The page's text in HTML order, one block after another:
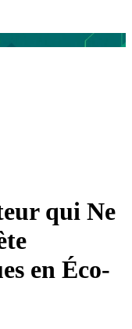
qui Ne
en Éco-